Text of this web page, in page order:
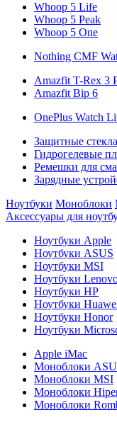
Whoop 5 Life
Whoop 5 Peak
Whoop 5 One
Nothing CMF
Amazfit T-Rex 3
Amazfit Bip 6
OnePlus Watch
Защитные
Гидрогелевые
Ремешки для
Зарядные
Ноутбуки Моноблоки
Аксессуары для
Ноутбуки Apple
Ноутбуки ASUS
Ноутбуки MSI
Ноутбуки
Ноутбуки HP
Ноутбуки
Ноутбуки Honor
Ноутбуки
Apple iMac
Моноблоки
Моноблоки MSI
Моноблоки
Моноблоки